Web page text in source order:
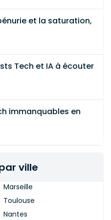
et la saturation,
Tech et IA à écouter
immanquables en
ville
Marseille
Toulouse
Nantes